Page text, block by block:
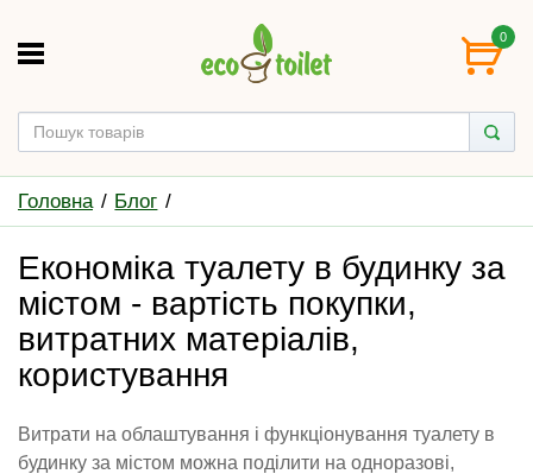
0
Головна Блог
Економіка туалету в будинку за
містом - вартість покупки,
витратних матеріалів,
користування
Витрати на облаштування і функціонування туалету в
будинку за містом можна поділити на одноразові,